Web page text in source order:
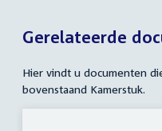
Gerelateerde
Hier vindt u documenten
bovenstaand Kamerstuk.